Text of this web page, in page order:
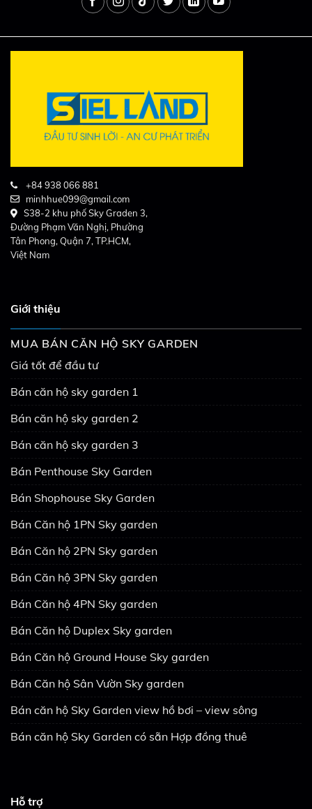
+84 938 066 881
minhhue099@gmail.com
S38-2 khu phố Sky Graden 3,
Đường Phạm Văn Nghị, Phường
Tân Phong, Quận 7, TP.HCM,
Việt Nam
Giới thiệu
MUA BÁN CĂN HỘ SKY GARDEN
Giá tốt để đầu tư
Bán căn hộ sky garden 1
Bán căn hộ sky garden 2
Bán căn hộ sky garden 3
Bán Penthouse Sky Garden
Bán Shophouse Sky Garden
Bán Căn hộ 1PN Sky garden
Bán Căn hộ 2PN Sky garden
Bán Căn hộ 3PN Sky garden
Bán Căn hộ 4PN Sky garden
Bán Căn hộ Duplex Sky garden
Bán Căn hộ Ground House Sky garden
Bán Căn hộ Sân Vườn Sky garden
Bán căn hộ Sky Garden view hồ bơi – view sông
Bán căn hộ Sky Garden có sẵn Hợp đồng thuê
Hỗ trợ